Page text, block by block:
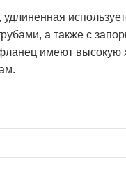
а также с
имеют высокую